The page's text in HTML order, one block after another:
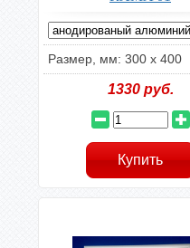
Размер, мм: 300 х 400
1330руб.